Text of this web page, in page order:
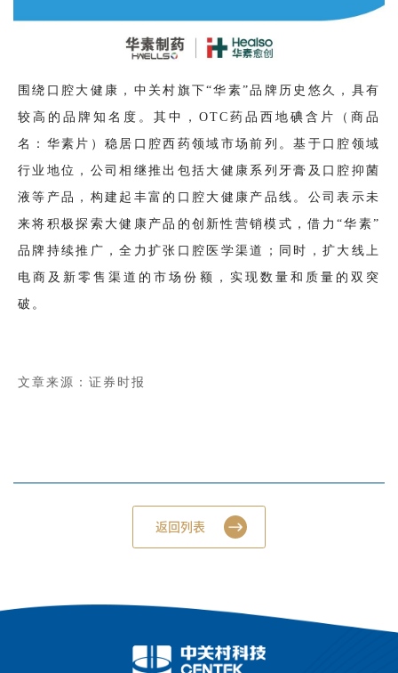
围绕口腔大健康，中关村旗下“华素”品牌历史悠久，具有
较高的品牌知名度。其中，OTC药品西地碘含片（商品
名：华素片）稳居口腔西药领域市场前列。基于口腔领域
行业地位，公司相继推出包括大健康系列牙膏及口腔抑菌
液等产品，构建起丰富的口腔大健康产品线。公司表示未
来将积极探索大健康产品的创新性营销模式，借力“华素”
品牌持续推广，全力扩张口腔医学渠道；同时，扩大线上
电商及新零售渠道的市场份额，实现数量和质量的双突
破。
文章来源：证券时报
返回列表